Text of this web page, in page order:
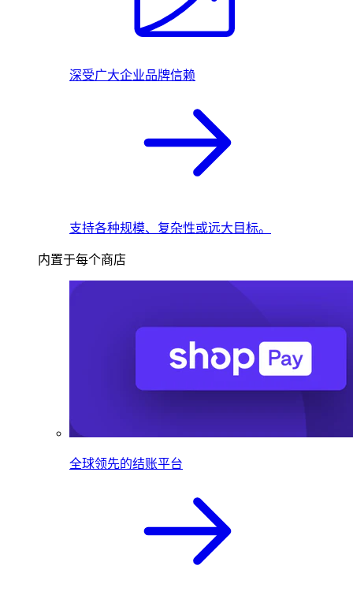
深受广大企业品牌信赖
支持各种规模、复杂性或远大目标。
内置于每个商店
全球领先的结账平台